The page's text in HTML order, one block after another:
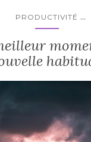
PRODUCTIVITÉ ...